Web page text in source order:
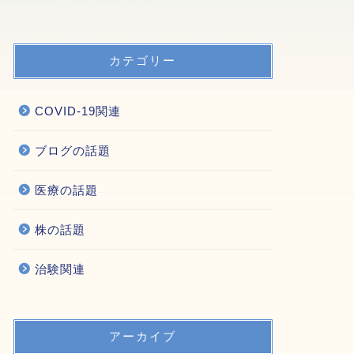
カテゴリー
COVID-19関連
ブログの話題
医療の話題
株の話題
治験関連
アーカイブ